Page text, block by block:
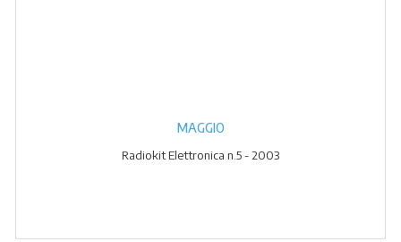
MAGGIO
Radiokit Elettronica n.5 - 2003